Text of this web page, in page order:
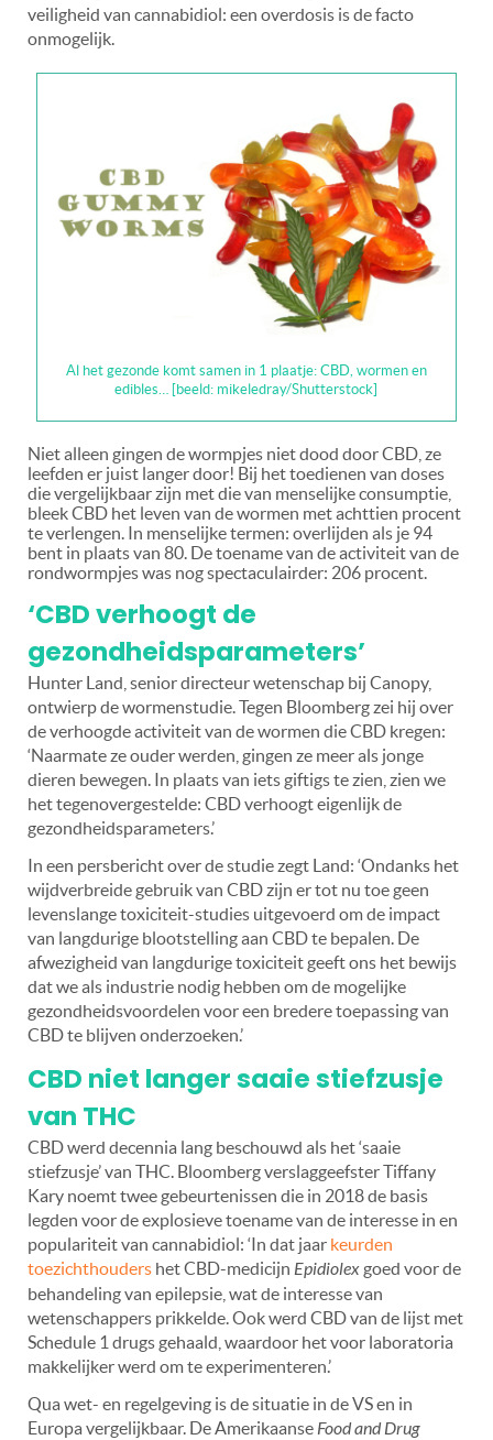
veiligheid van cannabidiol: een overdosis is de facto
onmogelijk.
Al het gezonde komt samen in 1 plaatje: CBD, wormen en
edibles… [beeld: mikeledray/Shutterstock]
Niet alleen gingen de wormpjes niet dood door CBD, ze
leefden er juist langer door! Bij het toedienen van doses
die vergelijkbaar zijn met die van menselijke consumptie,
bleek CBD het leven van de wormen met achttien procent
te verlengen. In menselijke termen: overlijden als je 94
bent in plaats van 80. De toename van de activiteit van de
rondwormpjes was nog spectaculairder: 206 procent.
‘CBD verhoogt de
gezondheidsparameters’
Hunter Land, senior directeur wetenschap bij Canopy,
ontwierp de wormenstudie. Tegen Bloomberg zei hij over
de verhoogde activiteit van de wormen die CBD kregen:
‘Naarmate ze ouder werden, gingen ze meer als jonge
dieren bewegen. In plaats van iets giftigs te zien, zien we
het tegenovergestelde: CBD verhoogt eigenlijk de
gezondheidsparameters.’
In een persbericht over de studie zegt Land: ‘Ondanks het
wijdverbreide gebruik van CBD zijn er tot nu toe geen
levenslange toxiciteit-studies uitgevoerd om de impact
van langdurige blootstelling aan CBD te bepalen. De
afwezigheid van langdurige toxiciteit geeft ons het bewijs
dat we als industrie nodig hebben om de mogelijke
gezondheidsvoordelen voor een bredere toepassing van
CBD te blijven onderzoeken.’
CBD niet langer saaie stiefzusje
van THC
CBD werd decennia lang beschouwd als het ‘saaie
stiefzusje’ van THC. Bloomberg verslaggeefster Tiffany
Kary noemt twee gebeurtenissen die in 2018 de basis
legden voor de explosieve toename van de interesse in en
populariteit van cannabidiol: ‘In dat jaar keurden
toezichthouders het CBD-medicijn Epidiolex goed voor de
behandeling van epilepsie, wat de interesse van
wetenschappers prikkelde. Ook werd CBD van de lijst met
Schedule 1 drugs gehaald, waardoor het voor laboratoria
makkelijker werd om te experimenteren.’
Qua wet- en regelgeving is de situatie in de VS en in
Europa vergelijkbaar. De Amerikaanse Food and Drug